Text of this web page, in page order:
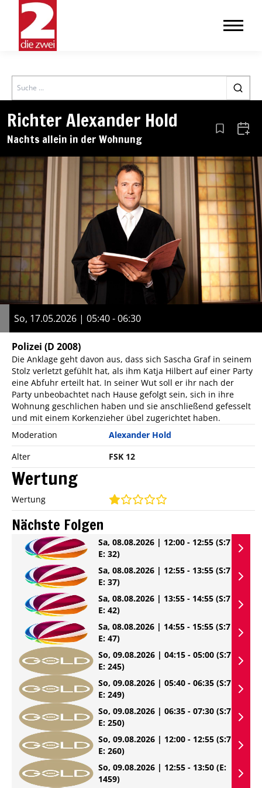
Search
Richter Alexander Hold
Nachts allein in der Wohnung Aus den
So, 17.05.2026 | 05:40 - 06:30
Polizei (D 2008)
Die Anklage geht davon aus, dass sich Sascha Graf in seinem
Stolz verletzt gefühlt hat, als ihm Katja Hilbert auf einer Party
eine Abfuhr erteilt hat. In seiner Wut soll er ihr nach der
Party unbeobachtet nach Hause gefolgt sein, sich in ihre
Wohnung geschlichen haben und sie anschließend gefesselt
und mit einem Korkenzieher übel zugerichtet haben.
Moderation
Alexander Hold
Alter
FSK 12
Wertung
Wertung
Nächste Folgen
Sa, 08.08.2026 | 12:00 - 12:55 (S:7
E: 32)
Sa, 08.08.2026 | 12:55 - 13:55 (S:7
E: 37)
Sa, 08.08.2026 | 13:55 - 14:55 (S:7
E: 42)
Sa, 08.08.2026 | 14:55 - 15:55 (S:7
E: 47)
So, 09.08.2026 | 04:15 - 05:00 (S:7
E: 245)
So, 09.08.2026 | 05:40 - 06:35 (S:7
E: 249)
So, 09.08.2026 | 06:35 - 07:30 (S:7
E: 250)
So, 09.08.2026 | 12:00 - 12:55 (S:7
E: 260)
So, 09.08.2026 | 12:55 - 13:50 (E:
1459)